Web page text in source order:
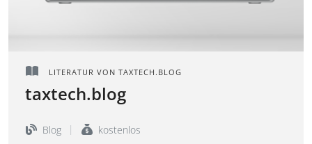
LITERATUR VON TAXTECH.BLOG
taxtech.blog
Blog kostenlos